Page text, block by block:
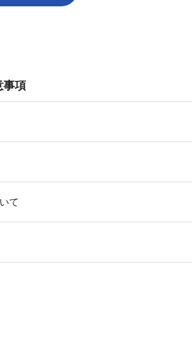
事項
て